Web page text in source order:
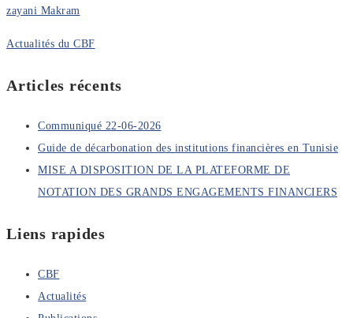
zayani Makram
Actualités du CBF
Articles récents
Communiqué 22-06-2026
Guide de décarbonation des institutions financières en Tunisie
MISE A DISPOSITION DE LA PLATEFORME DE
NOTATION DES GRANDS ENGAGEMENTS FINANCIERS
Liens rapides
CBF
Actualités